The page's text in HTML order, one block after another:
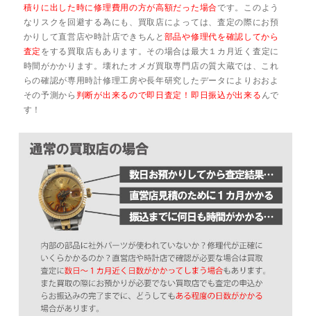
積りに出した時に修理費用の方が高額だった場合です。このよう
なリスクを回避する為にも、買取店によっては、査定の際にお預
かりして直営店や時計店できちんと 部品や修理代を確認してから
査定 をする買取店もあります。その場合は最大１カ月近く査定に
時間がかかります。壊れたオメガ買取専門店の質大蔵では、これ
らの確認が専用時計修理工房や長年研究したデータによりおおよ
その予測から 判断が出来るので即日査定！即日振込が出来る んで
す！